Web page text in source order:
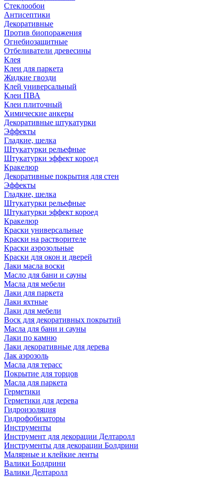
Стеклообои
Антисептики
Декоративные
Против биопоражения
Огнебиозащитные
Отбеливатели древесины
Клея
Клеи для паркета
Жидкие гвозди
Клей универсальный
Клеи ПВА
Клеи плиточный
Химические анкеры
Декоративные штукатурки
Эффекты
Гладкие, шелка
Штукатурки рельефные
Штукатурки эффект короед
Кракелюр
Декоративные покрытия для стен
Эффекты
Гладкие, шелка
Штукатурки рельефные
Штукатурки эффект короед
Кракелюр
Краски универсальные
Краски на растворителе
Краски аэрозольные
Краски для окон и дверей
Лаки масла воски
Масло для бани и сауны
Масла для мебели
Лаки для паркета
Лаки яхтные
Лаки для мебели
Воск для декоративных покрытий
Масла для бани и сауны
Лаки по камню
Лаки декоративные для дерева
Лак аэрозоль
Масла для терасс
Покрытие для торцов
Масла для паркета
Герметики
Герметики для дерева
Гидроизоляция
Гидрофобизаторы
Инструменты
Инструмент для декорации Делтаролл
Инструменты для декорации Болдрини
Малярные и клейкие ленты
Валики Болдрини
Валики Делтаролл